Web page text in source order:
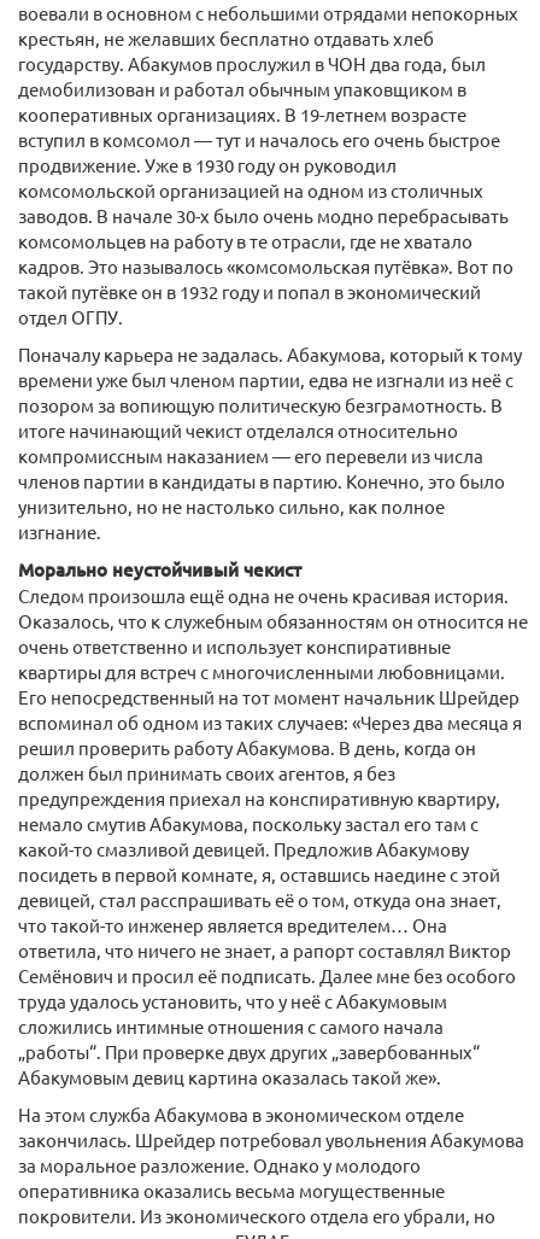
воевали в основном с небольшими отрядами непокорных
крестьян, не желавших бесплатно отдавать хлеб
государству. Абакумов прослужил в ЧОН два года, был
демобилизован и работал обычным упаковщиком в
кооперативных организациях. В 19-летнем возрасте
вступил в комсомол — тут и началось его очень быстрое
продвижение. Уже в 1930 году он руководил
комсомольской организацией на одном из столичных
заводов. В начале 30-х было очень модно перебрасывать
комсомольцев на работу в те отрасли, где не хватало
кадров. Это называлось «комсомольская путёвка». Вот по
такой путёвке он в 1932 году и попал в экономический
отдел ОГПУ.
Поначалу карьера не задалась. Абакумова, который к тому
времени уже был членом партии, едва не изгнали из неё с
позором за вопиющую политическую безграмотность. В
итоге начинающий чекист отделался относительно
компромиссным наказанием — его перевели из числа
членов партии в кандидаты в партию. Конечно, это было
унизительно, но не настолько сильно, как полное
изгнание.
Морально неустойчивый чекист
Следом произошла ещё одна не очень красивая история.
Оказалось, что к служебным обязанностям он относится не
очень ответственно и использует конспиративные
квартиры для встреч с многочисленными любовницами.
Его непосредственный на тот момент начальник Шрейдер
вспоминал об одном из таких случаев: «Через два месяца я
решил проверить работу Абакумова. В день, когда он
должен был принимать своих агентов, я без
предупреждения приехал на конспиративную квартиру,
немало смутив Абакумова, поскольку застал его там с
какой-то смазливой девицей. Предложив Абакумову
посидеть в первой комнате, я, оставшись наедине с этой
девицей, стал расспрашивать её о том, откуда она знает,
что такой-то инженер является вредителем… Она
ответила, что ничего не знает, а рапорт составлял Виктор
Семёнович и просил её подписать. Далее мне без особого
труда удалось установить, что у неё с Абакумовым
сложились интимные отношения с самого начала
„работы“. При проверке двух других „завербованных“
Абакумовым девиц картина оказалась такой же».
На этом служба Абакумова в экономическом отделе
закончилась. Шрейдер потребовал увольнения Абакумова
за моральное разложение. Однако у молодого
оперативника оказались весьма могущественные
покровители. Из экономического отдела его убрали, но